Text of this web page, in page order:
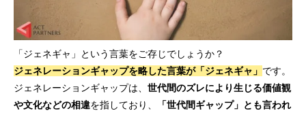
「ジェネギャ」という言葉をご存じでしょうか？
ジェネレーションギャップを略した言葉が「ジェネギャ」 です。
ジェネレーションギャップは、 世代間のズレにより生じる価値観
や文化などの相違を指しており、
「世代間ギャップ」とも言われ